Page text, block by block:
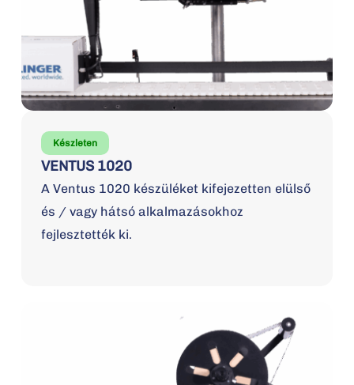
VENTUS 1020
Készleten
A Ventus 1020 készüléket kifejezetten elülső
és / vagy hátsó alkalmazásokhoz
fejlesztették ki.